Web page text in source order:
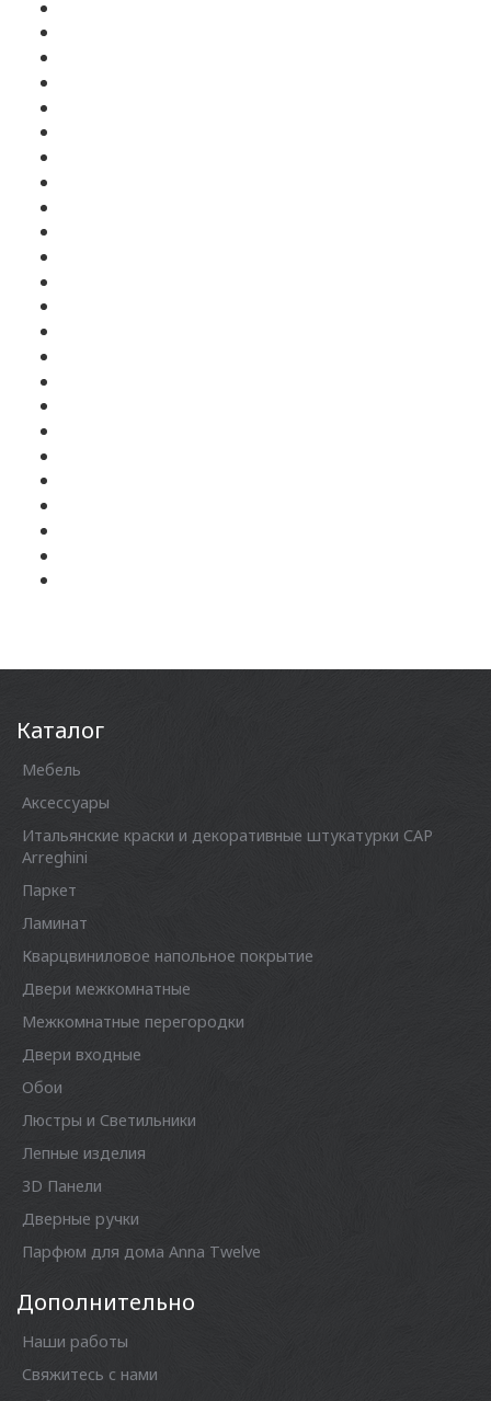
Каталог
Мебель
Аксессуары
Итальянские краски и декоративные штукатурки CAP
Arreghini
Паркет
Ламинат
Кварцвиниловое напольное покрытие
Двери межкомнатные
Межкомнатные перегородки
Двери входные
Обои
Люстры и Светильники
Лепные изделия
3D Панели
Дверные ручки
Парфюм для дома Anna Twelve
Дополнительно
Наши работы
Свяжитесь с нами